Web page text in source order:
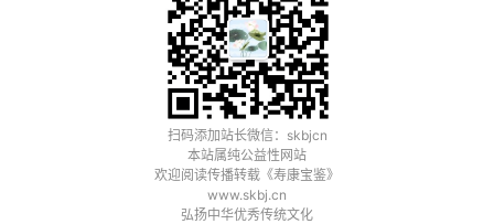
扫码添加站长微信：skbjcn
本站属纯公益性网站
欢迎阅读传播转载《寿康宝鉴》
www.skbj.cn
弘扬中华优秀传统文化